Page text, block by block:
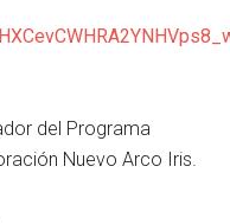
del Programa
Nuevo Arco Iris.